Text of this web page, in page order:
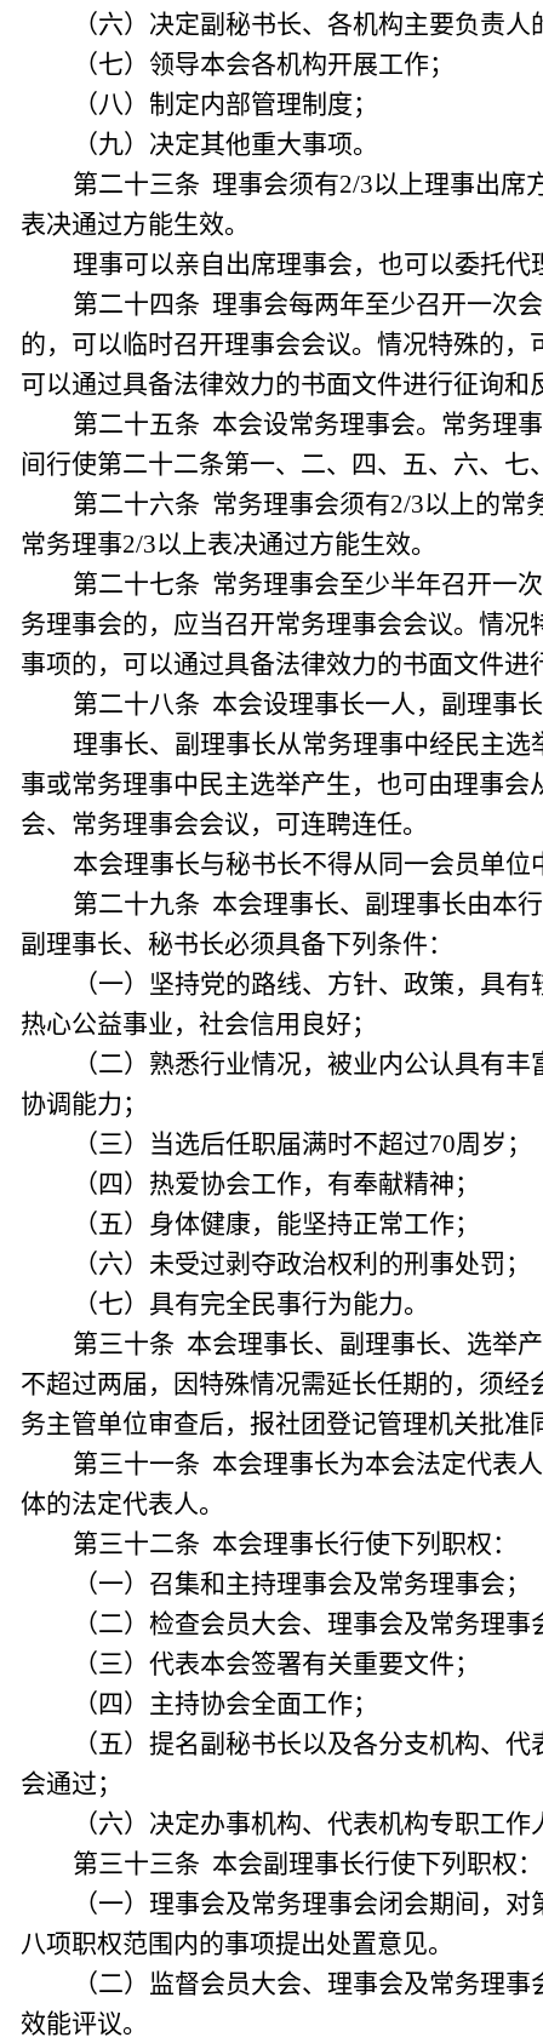
（六）决定副秘书长、各机构主要负责人
（七）领导本会各机构开展工作；
（八）制定内部管理制度；
（九）决定其他重大事项。
第二十三条 理事会须有2/3以上理事出席
表决通过方能生效。
理事可以亲自出席理事会，也可以委托代
第二十四条 理事会每两年至少召开一次
的，可以临时召开理事会会议。情况特殊的
可以通过具备法律效力的书面文件进行征询和
第二十五条 本会设常务理事会。常务理
间行使第二十二条第一、二、四、五、六、
第二十六条 常务理事会须有2/3以上的常
常务理事2/3以上表决通过方能生效。
第二十七条 常务理事会至少半年召开一
务理事会的，应当召开常务理事会会议。情
事项的，可以通过具备法律效力的书面文件进
第二十八条 本会设理事长一人，副理事
理事长、副理事长从常务理事中经民主
事或常务理事中民主选举产生，也可由理事
会、常务理事会会议，可连聘连任。
本会理事长与秘书长不得从同一会员单位
第二十九条 本会理事长、副理事长由本
副理事长、秘书长必须具备下列条件：
（一）坚持党的路线、方针、政策，具
热心公益事业，社会信用良好；
（二）熟悉行业情况，被业内公认具有
协调能力；
（三）当选后任职届满时不超过70周岁；
（四）热爱协会工作，有奉献精神；
（五）身体健康，能坚持正常工作；
（六）未受过剥夺政治权利的刑事处罚；
（七）具有完全民事行为能力。
第三十条 本会理事长、副理事长、选举
不超过两届，因特殊情况需延长任期的，须
务主管单位审查后，报社团登记管理机关批准
第三十一条 本会理事长为本会法定代表
体的法定代表人。
第三十二条 本会理事长行使下列职权：
（一）召集和主持理事会及常务理事会；
（二）检查会员大会、理事会及常务理
（三）代表本会签署有关重要文件；
（四）主持协会全面工作；
（五）提名副秘书长以及各分支机构、
会通过；
（六）决定办事机构、代表机构专职工作
第三十三条 本会副理事长行使下列职权：
（一）理事会及常务理事会闭会期间，
八项职权范围内的事项提出处置意见。
（二）监督会员大会、理事会及常务理
效能评议。